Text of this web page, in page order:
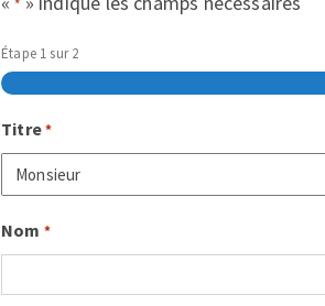
*
Étape 1 sur2
Titre*
Nom *